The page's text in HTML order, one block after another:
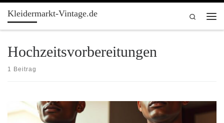
Zum Inhalt springen
Kleidermarkt-Vintage.de
Search
Hochzeitsvorbereitungen
1 Beitrag